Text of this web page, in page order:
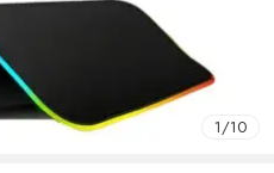
1/10